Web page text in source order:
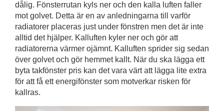
dålig. Fönsterrutan kyls ner och den kalla luften faller
mot golvet. Detta är en av anledningarna till varför
radiatorer placeras just under fönstren men det är inte
alltid det hjälper. Kalluften kyler ner och gör att
radiatorerna värmer ojämnt. Kalluften sprider sig sedan
över golvet och gör hemmet kallt. När du ska lägga ett
byta takfönster pris kan det vara värt att lägga lite extra
för att få ett energifönster som motverkar risken för
kallras.